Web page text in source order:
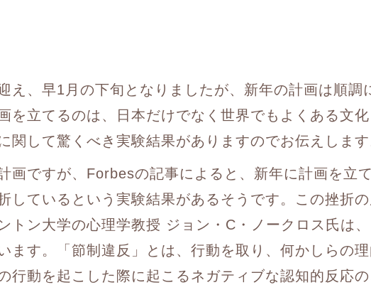
え、早1月の下旬となりましたが、新年の計画は順調
を立てるのは、日本だけでなく世界でもよくある文
関して驚くべき実験結果がありますのでお伝えします
画ですが、Forbesの記事によると、新年に計画を立
しているという実験結果があるそうです。この挫折
トン大学の心理学教授 ジョン・C・ノークロス氏は
ます。「節制違反」とは、行動を取り、何かしらの
行動を起こした際に起こるネガティブな認知的反応